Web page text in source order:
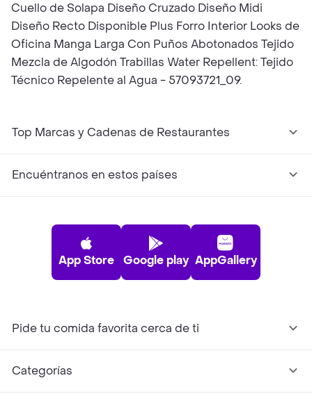
Cuello de Solapa Diseño Cruzado Diseño Midi
Diseño Recto Disponible Plus Forro Interior Looks de
Oficina Manga Larga Con Puños Abotonados Tejido
Mezcla de Algodón Trabillas Water Repellent: Tejido
Técnico Repelente al Agua - 57093721_09.
Top Marcas y Cadenas de Restaurantes
Encuéntranos en estos países
App Store Google play AppGallery
Pide tu comida favorita cerca de ti
Categorías